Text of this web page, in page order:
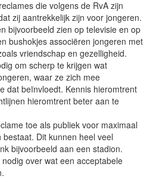
die volgens de RvA zijn
zij aantrekkelijk zijn voor jongeren.
bijvoorbeeld zien op televisie en op
bushokjes associëren jongeren met
vriendschap en gezelligheid.
om scherp te krijgen wat
waar ze zich mee
dat beïnvloedt. Kennis hieromtrent
hieromtrent beter aan te
toe als publiek voor maximaal
Dit kunnen heel veel
bijvoorbeeld aan een stadion.
over wat een acceptabele